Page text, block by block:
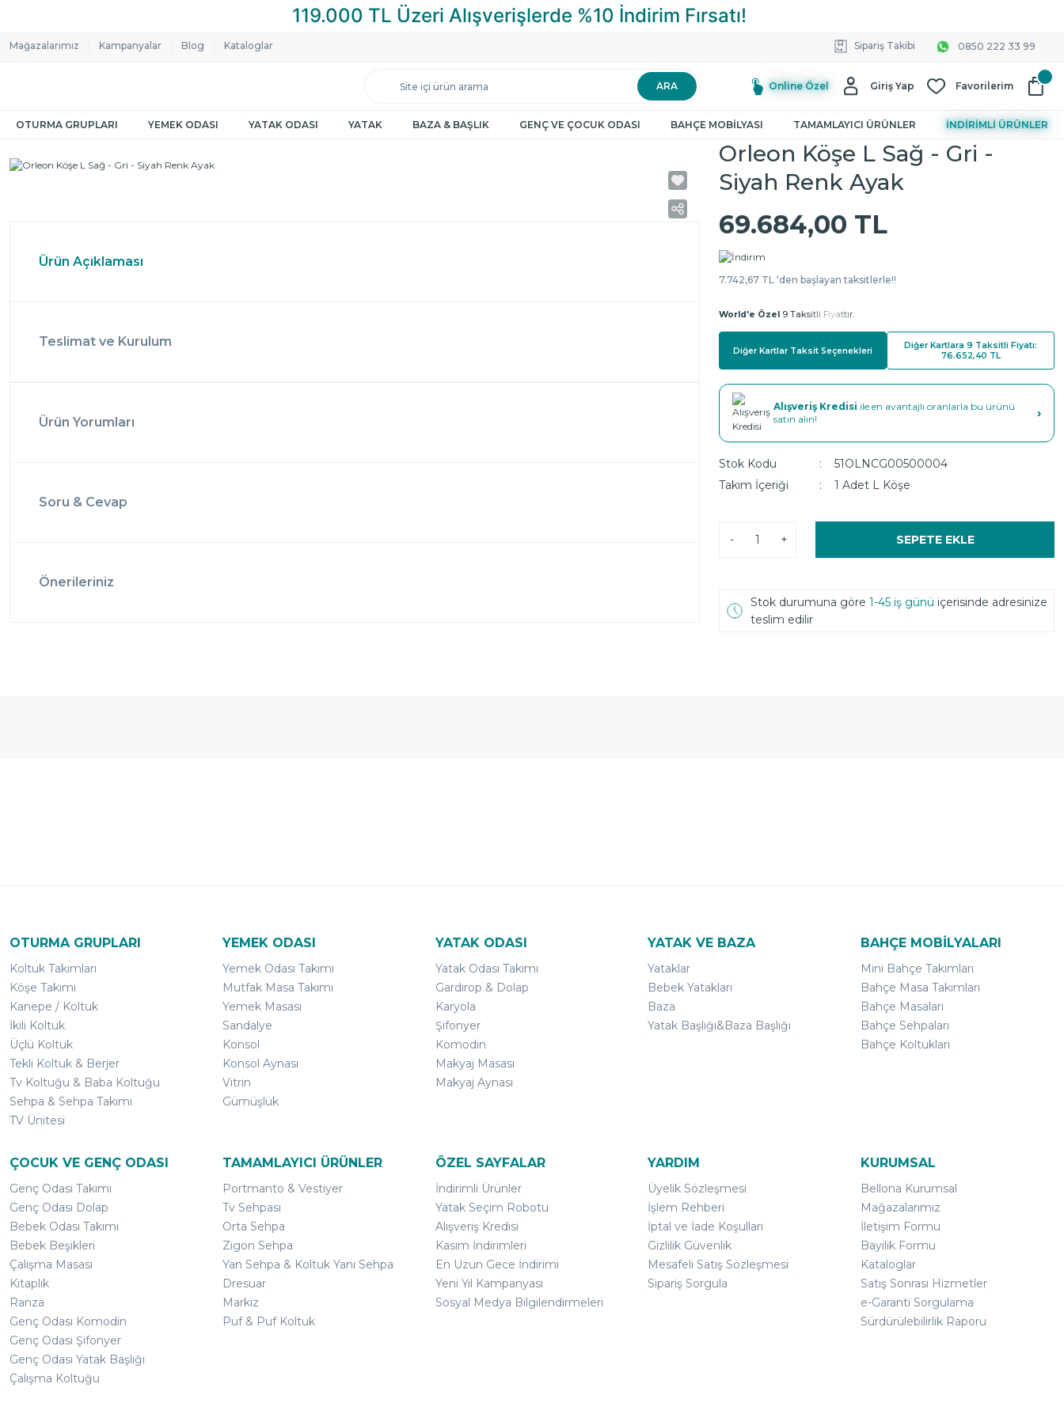
Mağazalarımız Kampanyalar Blog Kataloglar Sipariş Takibi 0850 222 33 99
ARA Online Özel Giriş Yap Favorilerim
OTURMA GRUPLARI YEMEK ODASI YATAK ODASI YATAK BAZA & BAŞLIK GENÇ VE ÇOCUK ODASI BAHÇE MOBİLYASI TAMAMLAYICI ÜRÜNLER İNDİRİMLİ ÜRÜNLER
Ürün Açıklaması
Teslimat ve Kurulum
Ürün Yorumları
Soru & Cevap
Önerileriniz
Orleon Köşe L Sağ - Gri -
Siyah Renk Ayak
69.684,00 TL
7.742,67 TL ‘den başlayan taksitlerle!!
World'e Özel 9 Taksitli Fiyattır.
Diğer Kartlar Taksit Seçenekleri
Diğer Kartlara 9 Taksitli Fiyatı:
76.652,40 TL
Alışveriş Kredisi ile en avantajlı oranlarla bu ürünü
satın alın!
›
Stok Kodu
51OLNCG00500004
Takım İçeriği
1 Adet L Köşe
- + SEPETE EKLE
Stok durumuna göre 1-45 iş günü içerisinde adresinize
teslim edilir
OTURMA GRUPLARI
Koltuk Takımları
Köşe Takımı
Kanepe / Koltuk
İkili Koltuk
Üçlü Koltuk
Tekli Koltuk & Berjer
Tv Koltuğu & Baba Koltuğu
Sehpa & Sehpa Takımı
TV Ünitesi
YEMEK ODASI
Yemek Odası Takımı
Mutfak Masa Takımı
Yemek Masası
Sandalye
Konsol
Konsol Aynası
Vitrin
Gümüşlük
YATAK ODASI
Yatak Odası Takımı
Gardırop & Dolap
Karyola
Şifonyer
Komodin
Makyaj Masası
Makyaj Aynası
YATAK VE BAZA
Yataklar
Bebek Yatakları
Baza
Yatak Başlığı&Baza Başlığı
BAHÇE MOBİLYALARI
Mini Bahçe Takımları
Bahçe Masa Takımları
Bahçe Masaları
Bahçe Sehpaları
Bahçe Koltukları
ÇOCUK VE GENÇ ODASI
Genç Odası Takımı
Genç Odası Dolap
Bebek Odası Takımı
Bebek Beşikleri
Çalışma Masası
Kitaplık
Ranza
Genç Odası Komodin
Genç Odası Şifonyer
Genç Odası Yatak Başlığı
Çalışma Koltuğu
TAMAMLAYICI ÜRÜNLER
Portmanto & Vestiyer
Tv Sehpası
Orta Sehpa
Zigon Sehpa
Yan Sehpa & Koltuk Yanı Sehpa
Dresuar
Markiz
Puf & Puf Koltuk
ÖZEL SAYFALAR
İndirimli Ürünler
Yatak Seçim Robotu
Alışveriş Kredisi
Kasım İndirimleri
En Uzun Gece İndirimi
Yeni Yıl Kampanyası
Sosyal Medya Bilgilendirmeleri
YARDIM
Üyelik Sözleşmesi
İşlem Rehberi
İptal ve İade Koşulları
Gizlilik Güvenlik
Mesafeli Satış Sözleşmesi
Sipariş Sorgula
KURUMSAL
Bellona Kurumsal
Mağazalarımız
İletişim Formu
Bayilik Formu
Kataloglar
Satış Sonrası Hizmetler
e-Garanti Sorgulama
Sürdürülebilirlik Raporu